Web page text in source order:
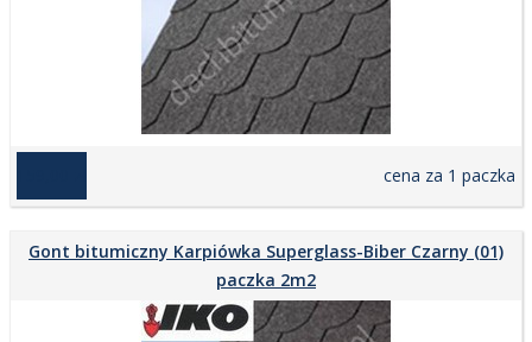
cena za 1 paczka
Gont bitumiczny Karpiówka Superglass-Biber Czarny (01)
paczka 2m2